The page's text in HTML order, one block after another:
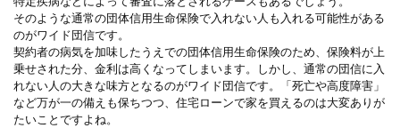
そのような通常の団体信用生命保険で入れない人も入れる可能性がある
のがワイド団信です。
契約者の病気を加味したうえでの団体信用生命保険のため、保険料が上
乗せされた分、金利は高くなってしまいます。しかし、通常の団信に入
れない人の大きな味方となるのがワイド団信です。「死亡や高度障害」
など万が一の備えも保ちつつ、住宅ローンで家を買えるのは大変ありが
たいことですよね。